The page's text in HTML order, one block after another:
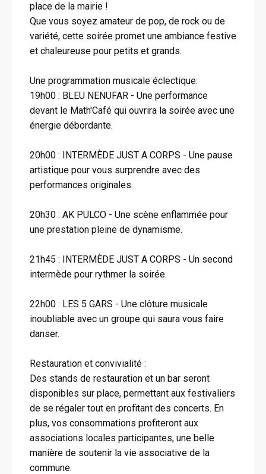
place de la mairie !
Que vous soyez amateur de pop, de rock ou de
variété, cette soirée promet une ambiance festive
et chaleureuse pour petits et grands.
Une programmation musicale éclectique:
19h00 : BLEU NENUFAR - Une performance
devant le Math'Café qui ouvrira la soirée avec une
énergie débordante.
20h00 : INTERMÈDE JUST A CORPS - Une pause
artistique pour vous surprendre avec des
performances originales.
20h30 : AK PULCO - Une scène enflammée pour
une prestation pleine de dynamisme.
21h45 : INTERMÈDE JUST A CORPS - Un second
intermède pour rythmer la soirée.
22h00 : LES 5 GARS - Une clôture musicale
inoubliable avec un groupe qui saura vous faire
danser.
Restauration et convivialité :
Des stands de restauration et un bar seront
disponibles sur place, permettant aux festivaliers
de se régaler tout en profitant des concerts. En
plus, vos consommations profiteront aux
associations locales participantes, une belle
manière de soutenir la vie associative de la
commune.